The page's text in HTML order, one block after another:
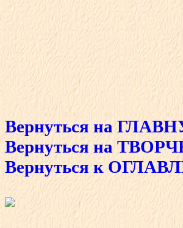
Вернуться на
Вернуться на
Вернуться к